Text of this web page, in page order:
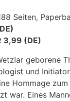
Seiten,
3,99 (DE)
geborene
und
Hommage
war. Eines